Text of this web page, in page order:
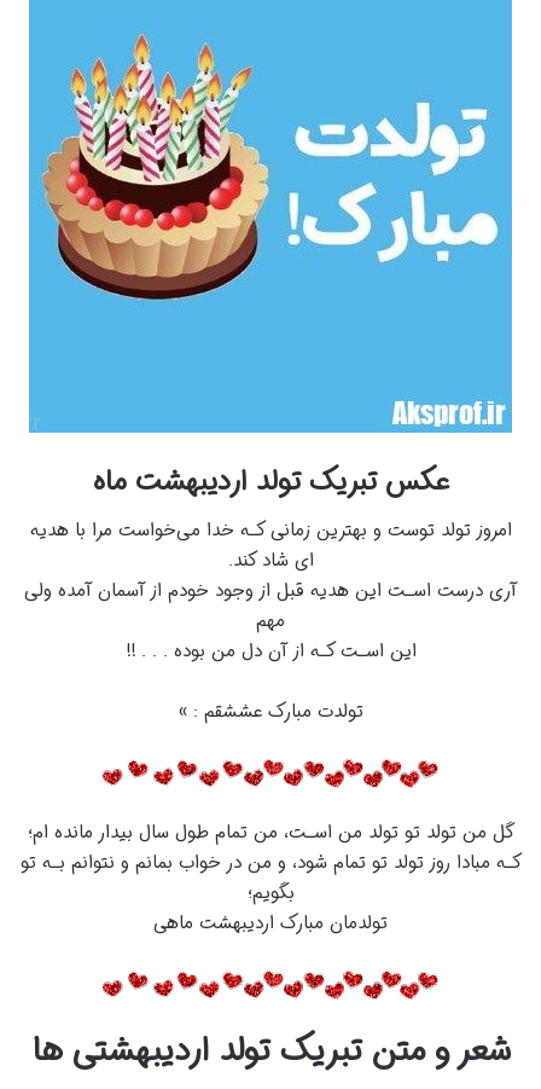
عکس تبریک تولد اردیبهشت ماه
امروز تولد توست و بهترین زمانی کـه خدا می‌خواست مرا با هدیه
ای شاد کند.
آری درست اسـت این هدیه قبل از وجود خودم از آسمان آمده ولی
مهم
این اسـت کـه از آن دل من بوده . . . !!
تولدت مبارک عششقم : »
گل من تولد تو تولد من اسـت، من تمام طول سال بیدار مانده ام؛
کـه مبادا روز تولد تو تمام شود، و من در خواب بمانم و نتوانم بـه تو
بگویم؛
تولدمان مبارک اردیبهشت ماهی
شعر و متن تبریک تولد اردیبهشتی ها